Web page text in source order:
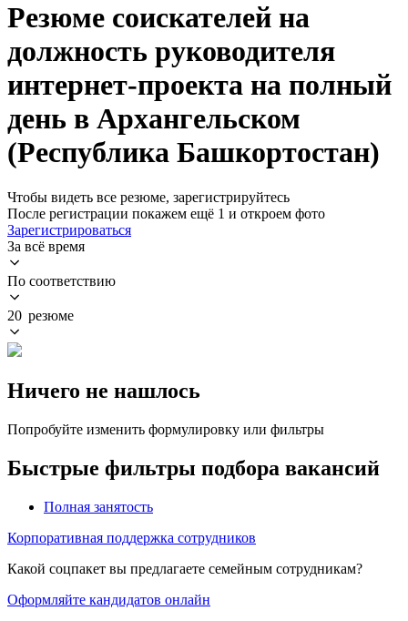
Резюме соискателей на
должность руководителя
интернет-проекта на полный
день в Архангельском
(Республика Башкортостан)
Чтобы видеть все резюме, зарегистрируйтесь
После регистрации покажем ещё 1 и откроем фото
Зарегистрироваться
За всё время
По соответствию
20 резюме
Ничего не нашлось
Попробуйте изменить формулировку или фильтры
Быстрые фильтры подбора вакансий
Полная занятость
Корпоративная поддержка сотрудников
Какой соцпакет вы предлагаете семейным сотрудникам?
Оформляйте кандидатов онлайн